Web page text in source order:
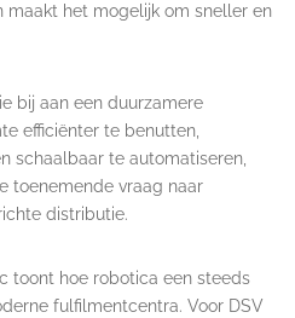
maakt het mogelijk om sneller en
bij aan een duurzamere
efficiënter te benutten,
schaalbaar te automatiseren,
toenemende vraag naar
distributie.
toont hoe robotica een steeds
fulfilmentcentra. Voor DSV